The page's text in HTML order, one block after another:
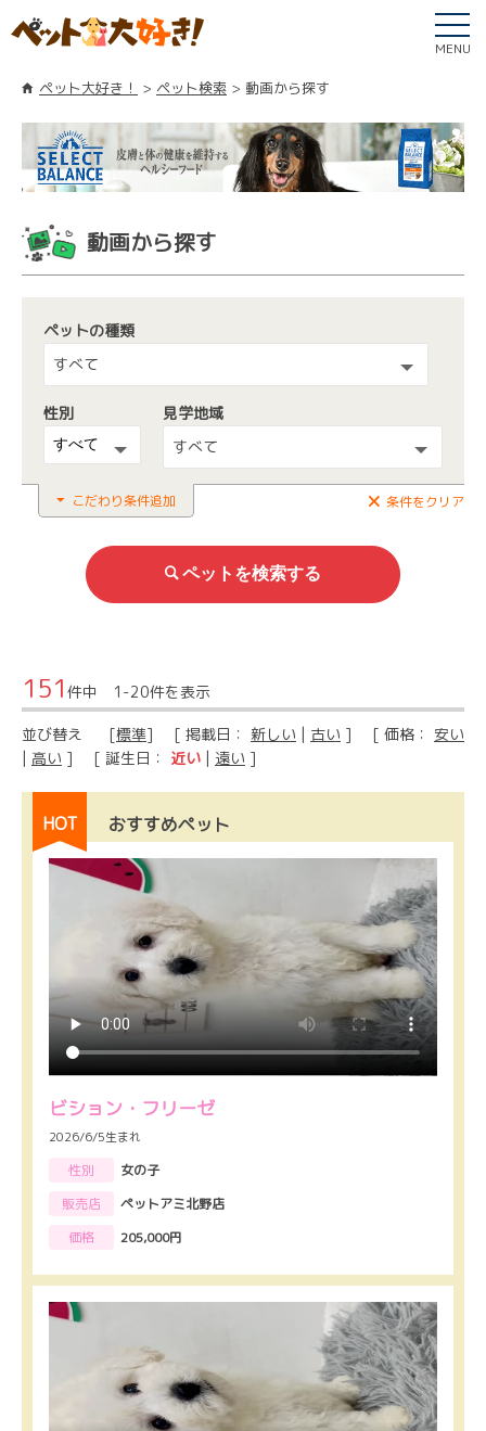
MENU
ペット大好き！ ペット検索 動画から探す
動画から探す
ペットの種類
すべて
性別
見学地域
すべて
こだわり条件追加 条件をクリア
151 件中 1-20件を表示
並び替え [標準] [ 掲載日： 新しい | 古い ] [ 価格： 安い
| 高い ] [ 誕生日： 近い | 遠い ]
HOT おすすめペット
ビション・フリーゼ
2026/6/5生まれ
性別
女の子
販売店
ペットアミ北野店
価格
205,000円